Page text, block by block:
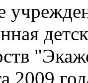
2009